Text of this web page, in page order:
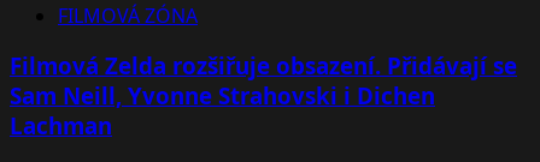
FILMOVÁ ZÓNA
Filmová Zelda rozšiřuje obsazení. Přidávají se
Sam Neill, Yvonne Strahovski i Dichen
Lachman